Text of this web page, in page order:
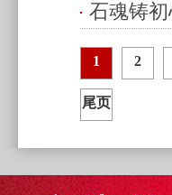
四次会
石魂铸
承人赵成
1 2
尾页